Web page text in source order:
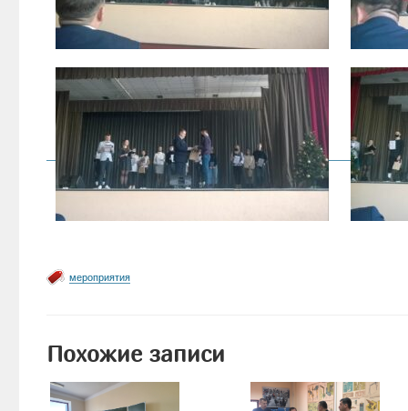
мероприятия
Похожие записи